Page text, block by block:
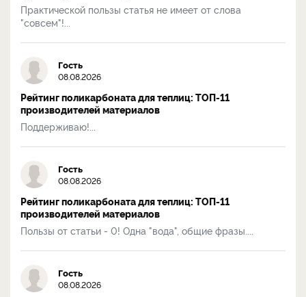
Практической пользы статья не имеет от слова
"совсем"!...
Гость
08.08.2026
Рейтинг поликарбоната для теплиц: ТОП-11
производителей материалов
Поддерживаю!...
Гость
08.08.2026
Рейтинг поликарбоната для теплиц: ТОП-11
производителей материалов
Пользы от статьи - 0! Одна "вода", общие фразы....
Гость
08.08.2026